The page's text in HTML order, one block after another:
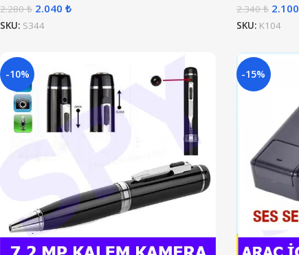
2.280₺ 2.040 ₺
SKU: S344
2.340₺ 2.100
SKU: K104
-10% -15%